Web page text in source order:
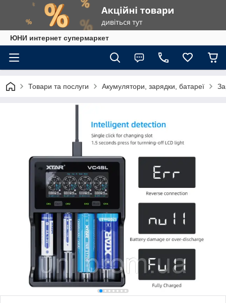
ЮНИ интернет супермаркет
Товари та послуги Акумулятори, зарядки, батареї